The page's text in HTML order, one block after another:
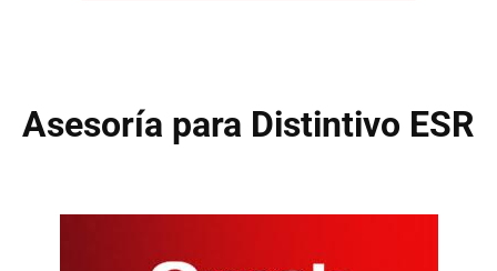
Asesoría para Distintivo ESR